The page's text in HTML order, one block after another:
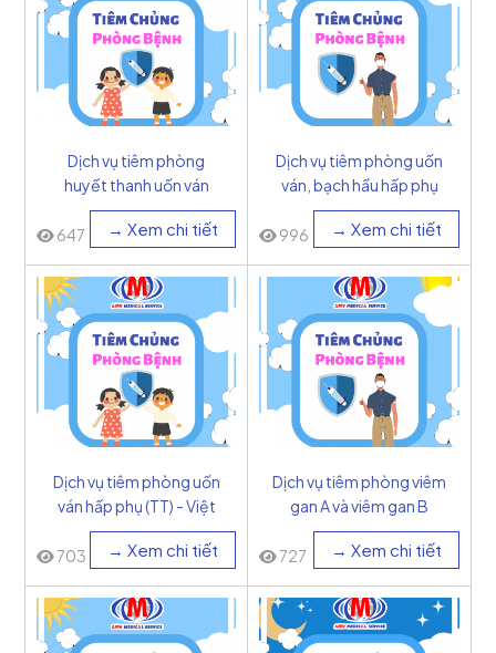
Dịch vụ tiêm phòng
huyết thanh uốn ván
(SAT) - Việt Nam
647
→ Xem chi tiết
Dịch vụ tiêm phòng uốn
ván, bạch hầu hấp phụ
(Td) - Việt Nam
996
→ Xem chi tiết
Dịch vụ tiêm phòng uốn
ván hấp phụ (TT) - Việt
Nam
703
→ Xem chi tiết
Dịch vụ tiêm phòng viêm
gan A và viêm gan B
(2in1) - Bỉ
727
→ Xem chi tiết